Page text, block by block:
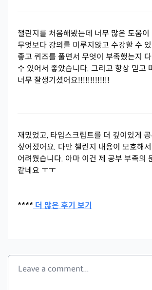
챌린지를 처음해봤는데 너무 많은 도움이
무엇보다 강의를 미루지않고 수강할 수
좋고 퀴즈를 풀면서 무엇이 부족했는지
수 있어서 좋았습니다. 그리고 항상 믿고
너무 잘생기셨어요!!!!!!!!!!!!!
재밌었고, 타입스크립트를 더 깊이있게
싶어졌어요. 다만 챌린지 내용이 모호해
어려웠습니다. 아마 이건 제 공부 부족의
같네요 ㅜㅜ
**** 더 많은 후기 보기